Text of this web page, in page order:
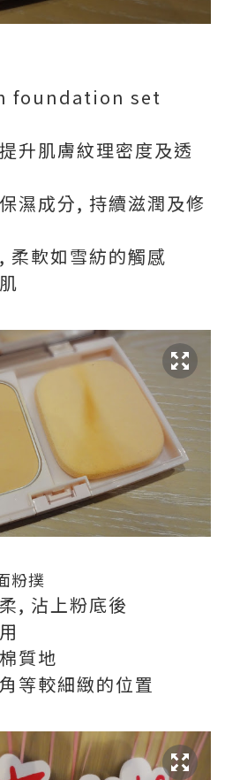
foundation set
升肌膚紋理密度及透
濕成分, 持續滋潤及修
柔軟如雪紡的觸感
粉撲
, 沾上粉底後
質地
等較細緻的位置